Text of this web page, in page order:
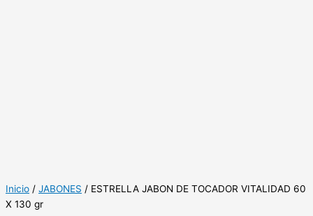
Inicio / JABONES / ESTRELLA JABON DE TOCADOR VITALIDAD 60
X 130 gr